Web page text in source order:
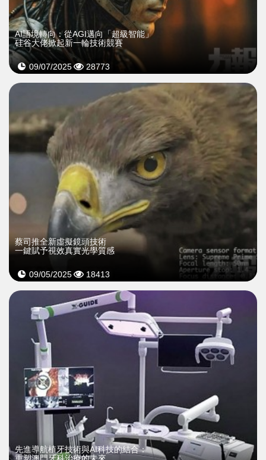
AI語境轉向：從AGI邁向「超級智能」
硅谷大佬掀起新一輪技術競賽
09/07/2025 28773
蔡司推全新虛擬鏡頭技術
一鍵賦予視效真實光學質感
09/05/2025 18413
先進導航植牙技術與AI科技的結合：